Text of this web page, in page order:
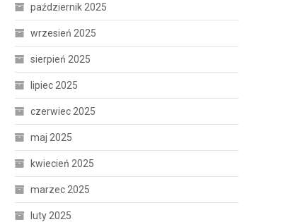
październik 2025
wrzesień 2025
sierpień 2025
lipiec 2025
czerwiec 2025
maj 2025
kwiecień 2025
marzec 2025
luty 2025